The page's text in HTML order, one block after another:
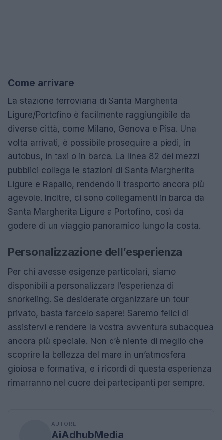
Come arrivare
La stazione ferroviaria di Santa Margherita
Ligure/Portofino è facilmente raggiungibile da
diverse città, come Milano, Genova e Pisa. Una
volta arrivati, è possibile proseguire a piedi, in
autobus, in taxi o in barca. La linea 82 dei mezzi
pubblici collega le stazioni di Santa Margherita
Ligure e Rapallo, rendendo il trasporto ancora più
agevole. Inoltre, ci sono collegamenti in barca da
Santa Margherita Ligure a Portofino, così da
godere di un viaggio panoramico lungo la costa.
Personalizzazione dell’esperienza
Per chi avesse esigenze particolari, siamo
disponibili a personalizzare l’esperienza di
snorkeling. Se desiderate organizzare un tour
privato, basta farcelo sapere! Saremo felici di
assistervi e rendere la vostra avventura subacquea
ancora più speciale. Non c’è niente di meglio che
scoprire la bellezza del mare in un’atmosfera
gioiosa e formativa, e i ricordi di questa esperienza
rimarranno nel cuore dei partecipanti per sempre.
AUTORE
AiAdhubMedia